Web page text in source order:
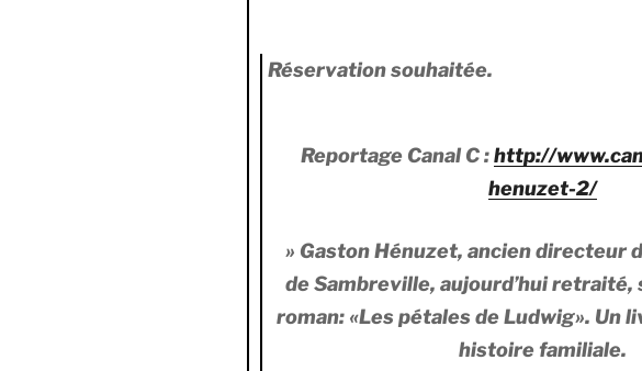
Réservation souhaitée.
Reportage Canal C :http://
henuzet-2/
» Gaston Hénuzet, ancien directeur
de Sambreville, aujourd’hui
roman: «Les pétales de Ludwig». Un
histoire familiale.